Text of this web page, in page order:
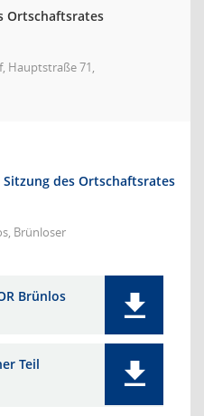
Ortschaftsrates
Hauptstraße 71,
des Ortschaftsrates
Brünloser
Brünlos
Teil